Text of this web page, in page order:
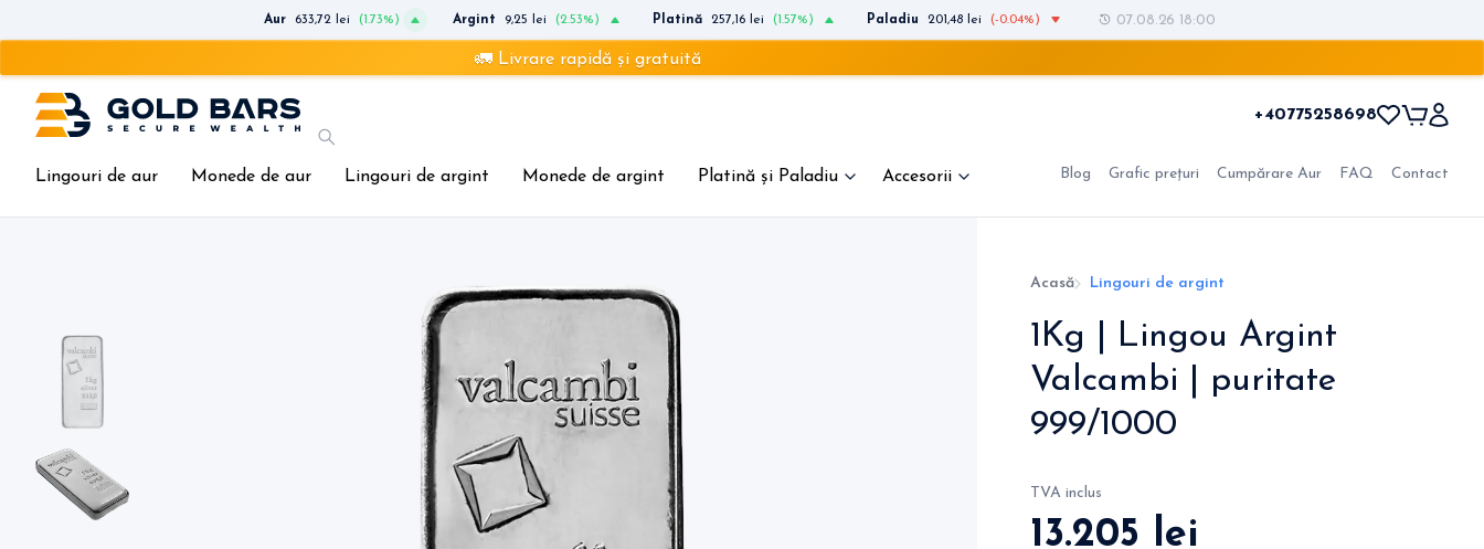
Aur 633,72 lei (1.73%) Argint 9,25 lei (2.53%) Platină 257,16 lei (1.57%) Paladiu 201,48 lei (-0.04%) 07.08.26 18:00
🚛 Livrare rapidă și gratuită
+40775258698
Lingouri de aur Monede de aur Lingouri de argint Monede de argint Platină și Paladiu Accesorii Blog Grafic prețuri Cumpărare Aur FAQ Contact
Acasă Lingouri de argint
1Kg | Lingou Argint
Valcambi | puritate
999/1000
TVA inclus
13.205 lei